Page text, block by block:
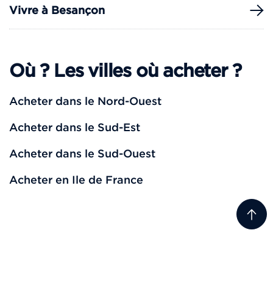
Vivre à Besançon
Où ? Les villes où acheter ?
Acheter dans le Nord-Ouest
Acheter dans le Sud-Est
Acheter dans le Sud-Ouest
Acheter en Ile de France